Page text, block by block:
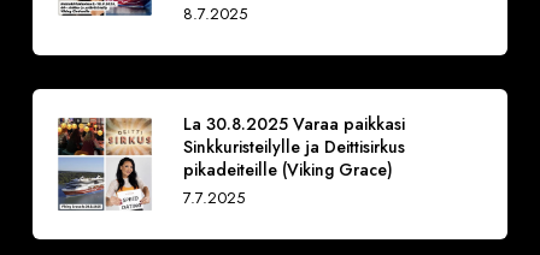
8.7.2025
La 30.8.2025 Varaa paikkasi
Sinkkuristeilylle ja Deittisirkus
pikadeiteille (Viking Grace)
7.7.2025